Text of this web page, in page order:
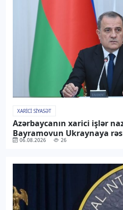
XARICI SIYASƏT
Azərbaycanın xarici işlər
Bayramovun Ukraynaya
06.08.2026 26